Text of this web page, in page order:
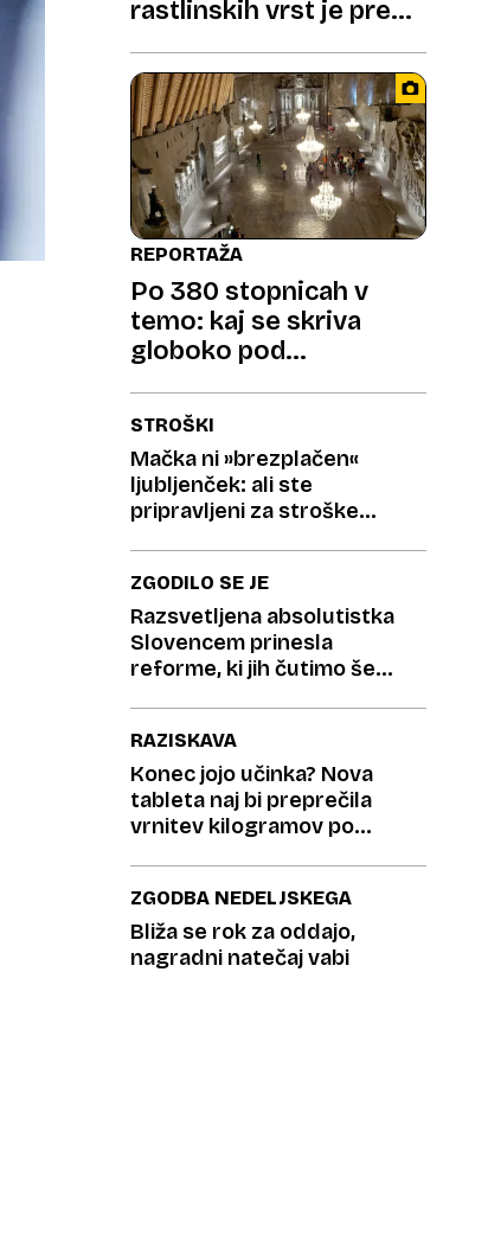
rastlinskih vrst je pred
REPORTAŽA
Po 380 stopnicah v
temo: kaj se skriva
globoko pod
STROŠKI
Mačka ni »brezplačen«
ljubljenček: ali ste
pripravljeni za stroške
ZGODILO SE JE
Razsvetljena absolutistka
Slovencem prinesla
reforme, ki jih čutimo še
RAZISKAVA
Konec jojo učinka? Nova
tableta naj bi preprečila
vrnitev kilogramov po
ZGODBA NEDELJSKEGA
Bliža se rok za oddajo,
nagradni natečaj vabi